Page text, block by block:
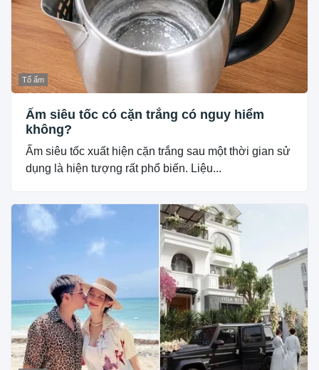
Tổ ấm
Ấm siêu tốc có cặn trắng có nguy hiểm
không?
Ấm siêu tốc xuất hiện cặn trắng sau một thời gian sử
dụng là hiện tượng rất phổ biến. Liệu...